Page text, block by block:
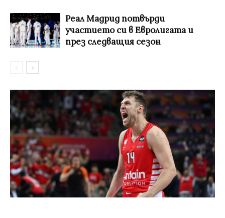
Реал Мадрид потвърди
участието си в Евролигата и
през следващия сезон